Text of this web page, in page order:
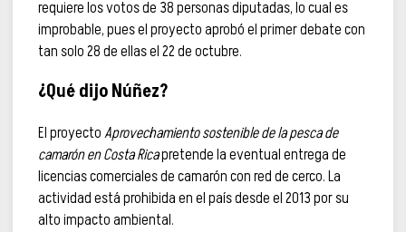
requiere los votos de 38 personas diputadas, lo cual es
improbable, pues el proyecto aprobó el primer debate con
tan solo 28 de ellas el 22 de octubre.
¿Qué dijo Núñez?
El proyectoAprovechamiento sostenible de la pesca de
camarón en Costa Ricapretende la eventual entrega de
licencias comerciales de camarón con red de cerco. La
actividad está prohibida en el país desde el 2013 por su
alto impacto ambiental.